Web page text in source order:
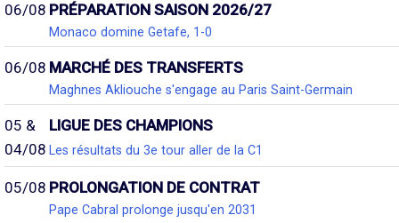
06/08 PRÉPARATION SAISON 2026/27
Monaco domine Getafe, 1-0
06/08 MARCHÉ DES TRANSFERTS
Maghnes Akliouche s'engage au Paris Saint-Germain
05 &
04/08
LIGUE DES CHAMPIONS
Les résultats du 3e tour aller de la C1
05/08 PROLONGATION DE CONTRAT
Pape Cabral prolonge jusqu'en 2031